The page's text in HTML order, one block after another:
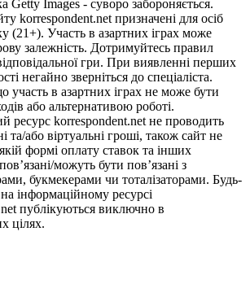
Getty Images - суворо забороняється.
korrespondent.net призначені для осіб
(21+). Участь в азартних іграх може
залежність. Дотримуйтесь правил
гри. При виявленні перших
негайно зверніться до спеціаліста.
участь в азартних іграх не може бути
або альтернативою роботі.
ресурс korrespondent.net не проводить
та/або віртуальні гроші, також сайт не
формі оплату ставок та інших
можуть бути пов’язані з
букмекерами чи тоталізаторами. Будь-
на інформаційному ресурсі
публікуються виключно в
цілях.